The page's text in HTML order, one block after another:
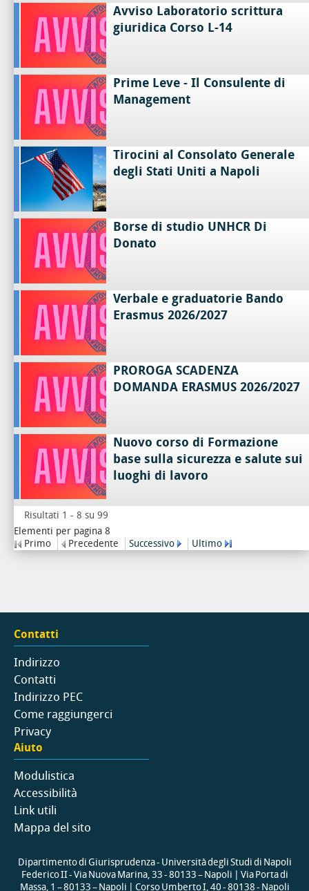
Avviso Laboratorio scrittura
giuridica Corso L-14
Prime Leve - Il Consulente di
Management
Tirocini al Consolato Generale
degli Stati Uniti a Napoli
Borse di studio UNHCR Di
Donato
Verbale e graduatorie Bando
Erasmus 2026/2027
PROROGA SCADENZA
DOMANDA ERASMUS 2026/2027
Nuovo corso di Formazione
base sulla sicurezza e salute sui
luoghi di lavoro
Risultati 1 - 8 su 99
Elementi per pagina 8
Primo
Precedente Successivo Ultimo
Contatti
Indirizzo
Contatti
Indirizzo PEC
Come raggiungerci
Privacy
Aiuto
Modulistica
Accessibilità
Link utili
Mappa del sito
Dipartimento di Giurisprudenza - Università degli Studi di Napoli
Federico II - Via Nuova Marina, 33 - 80133 – Napoli | Via Porta di
Massa, 1 – 80133 – Napoli | Corso Umberto I, 40 - 80138 - Napoli